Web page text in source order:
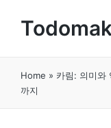
Home » 카림: 의미와
까지